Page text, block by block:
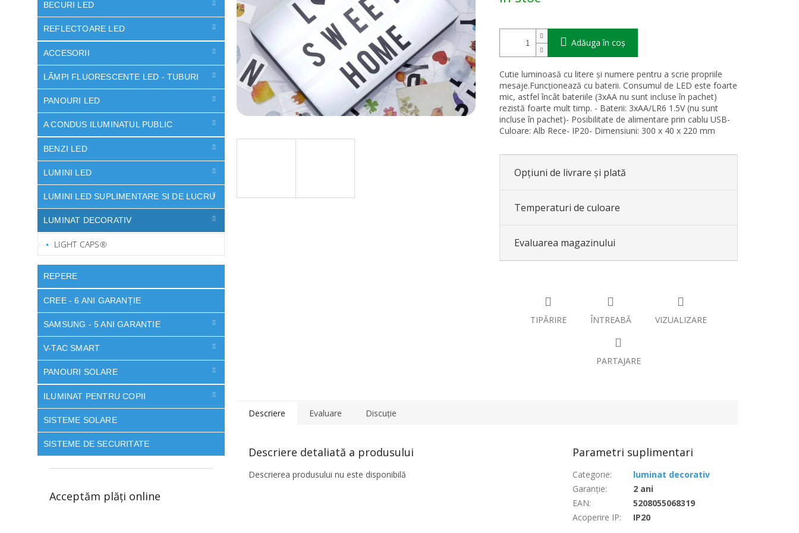
BECURI LED
REFLECTOARE LED
ACCESORII
LÃMPI FLUORESCENTE LED - TUBURI
PANOURI LED
A CONDUS ILUMINATUL PUBLIC
BENZI LED
LUMINI LED
LUMINI LED SUPLIMENTARE SI DE LUCRU
LUMINAT DECORATIV
LIGHT CAPS®
REPERE
CREE - 6 ANI GARANȚIE
SAMSUNG - 5 ANI GARANTIE
V-TAC SMART
PANOURI SOLARE
ILUMINAT PENTRU COPII
SISTEME SOLARE
SISTEME DE SECURITATE
Acceptăm plăţi online
stele.
Adăuga în coş
Cutie luminoasă cu litere și numere pentru a scrie propriile
mesaje.Funcționează cu baterii. Consumul de LED este foarte
mic, astfel încât bateriile (3xAA nu sunt incluse în pachet)
rezistă foarte mult timp. - Baterii: 3xAA/LR6 1.5V (nu sunt
incluse în pachet)- Posibilitate de alimentare prin cablu USB-
Culoare: Alb Rece- IP20- Dimensiuni: 300 x 40 x 220 mm
Opțiuni de livrare și plată
Temperaturi de culoare
Evaluarea magazinului
TIPĂRIRE ÎNTREABĂ VIZUALIZARE
PARTAJARE
Descriere Evaluare Discuţie
Descriere detaliată a produsului
Descrierea produsului nu este disponibilă
Parametri suplimentari
Categorie:
luminat decorativ
Garanţie:
2 ani
EAN:
5208055068319
Acoperire IP: IP20